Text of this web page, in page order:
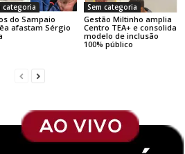
categoria
do Sampaio
afastam Sérgio
Sem categoria
Gestão Miltinho amplia
Centro TEA+ e consolida
modelo de inclusão
100% público